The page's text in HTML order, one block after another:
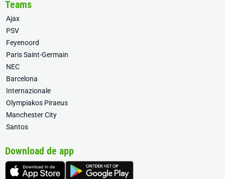
Teams
Ajax
PSV
Feyenoord
Paris Saint-Germain
NEC
Barcelona
Internazionale
Olympiakos Piraeus
Manchester City
Santos
Download de app